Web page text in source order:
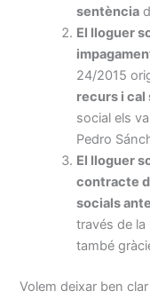
sentència
El lloguer
24/2015
recurs i
social els
Pedro
El lloguer
contracte
socials
través de la
també
Volem deixar ben